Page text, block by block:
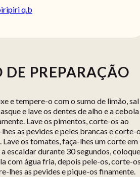
q.b
DE PREPARAÇÃO
e tempere-o com o sumo de limão, sal
e lave os dentes de alho e a cebola
Lave os pimentos, corte-os ao
as pevides e peles brancas e corte-
Lave os tomates, faça-lhes um corte em
escaldar durante 30 segundos,
com água fria, depois pele-os, corte-
lhes as pevides e pique-os finamente.